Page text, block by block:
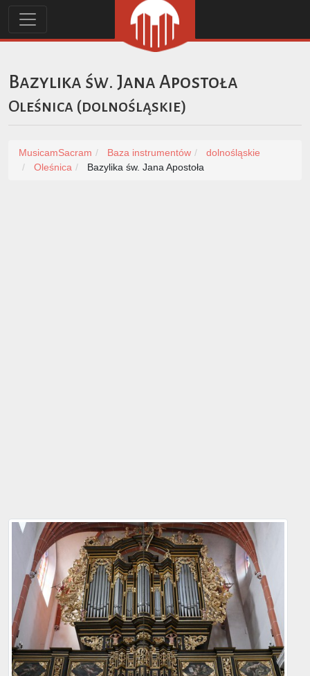
Bazylika św. Jana Apostoła
Oleśnica (dolnośląskie)
MusicamSacram Baza instrumentów
dolnośląskie
Oleśnica
Bazylika św. Jana Apostoła